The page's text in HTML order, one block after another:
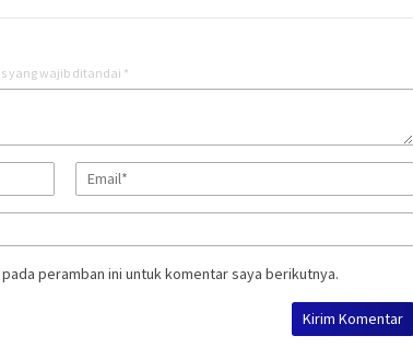
yang wajib ditandai *
peramban ini untuk komentar saya berikutnya.